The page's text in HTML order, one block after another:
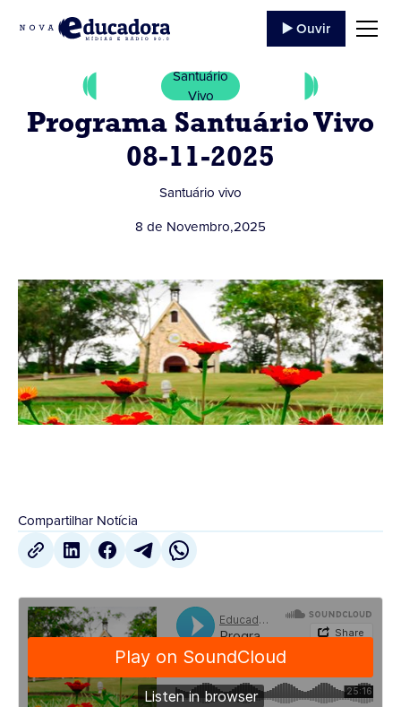
▶️ Ouvir
Santuário
Vivo
Programa Santuário Vivo
08-11-2025
Santuário vivo
8 de Novembro,2025
Compartilhar Notícia